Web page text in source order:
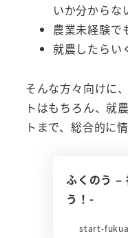
いか分からな
農業未経験で
就農したらい
そんな方々向けに
トはもちろん、就
トまで、総合的に
ふくのう –
う！-
start-